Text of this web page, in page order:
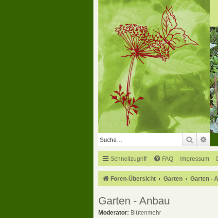
Suche
Schnellzugriff FAQ Impressum
Foren-Übersicht Garten Garten -
Garten - Anbau
Moderator: Blütenmehr